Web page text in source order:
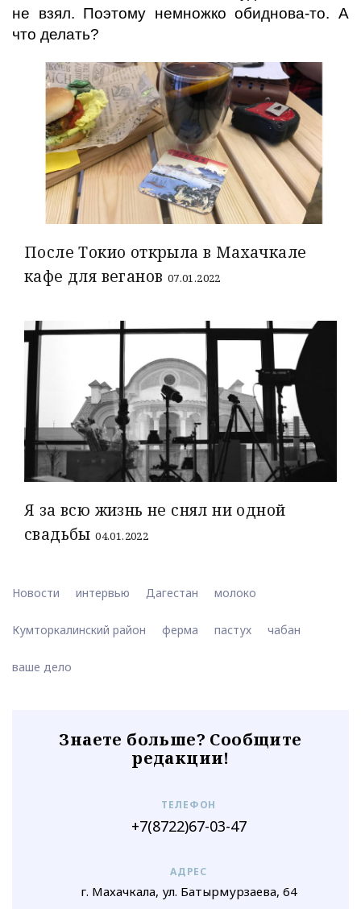
не взял. Поэтому немножко обиднова-то. А
что делать?
После Токио открыла в Махачкале
кафе для веганов 07.01.2022
Я за всю жизнь не снял ни одной
свадьбы 04.01.2022
Новости интервью Дагестан молоко
Кумторкалинский район ферма пастух чабан
ваше дело
Знаете больше? Сообщите
редакции!
ТЕЛЕФОН
+7(8722)67-03-47
АДРЕС
г. Махачкала, ул. Батырмурзаева, 64